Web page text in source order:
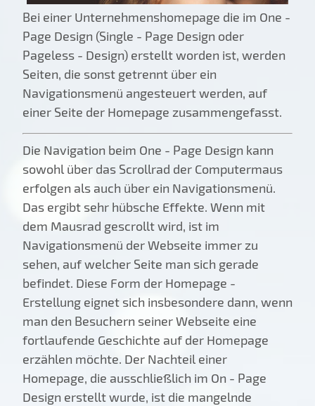
Bei einer Unternehmenshomepage die im One -
Page Design (Single - Page Design oder
Pageless - Design) erstellt worden ist, werden
Seiten, die sonst getrennt über ein
Navigationsmenü angesteuert werden, auf
einer Seite der Homepage zusammengefasst.
Die Navigation beim One - Page Design kann
sowohl über das Scrollrad der Computermaus
erfolgen als auch über ein Navigationsmenü.
Das ergibt sehr hübsche Effekte. Wenn mit
dem Mausrad gescrollt wird, ist im
Navigationsmenü der Webseite immer zu
sehen, auf welcher Seite man sich gerade
befindet. Diese Form der Homepage -
Erstellung eignet sich insbesondere dann, wenn
man den Besuchern seiner Webseite eine
fortlaufende Geschichte auf der Homepage
erzählen möchte. Der Nachteil einer
Homepage, die ausschließlich im On - Page
Design erstellt wurde, ist die mangelnde